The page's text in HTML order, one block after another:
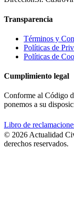
Transparencia
Términos y
Políticas de
Políticas de
Cumplimiento legal
Conforme al Código
ponemos a su
Libro de
© 2026 Actualidad
derechos reservados.